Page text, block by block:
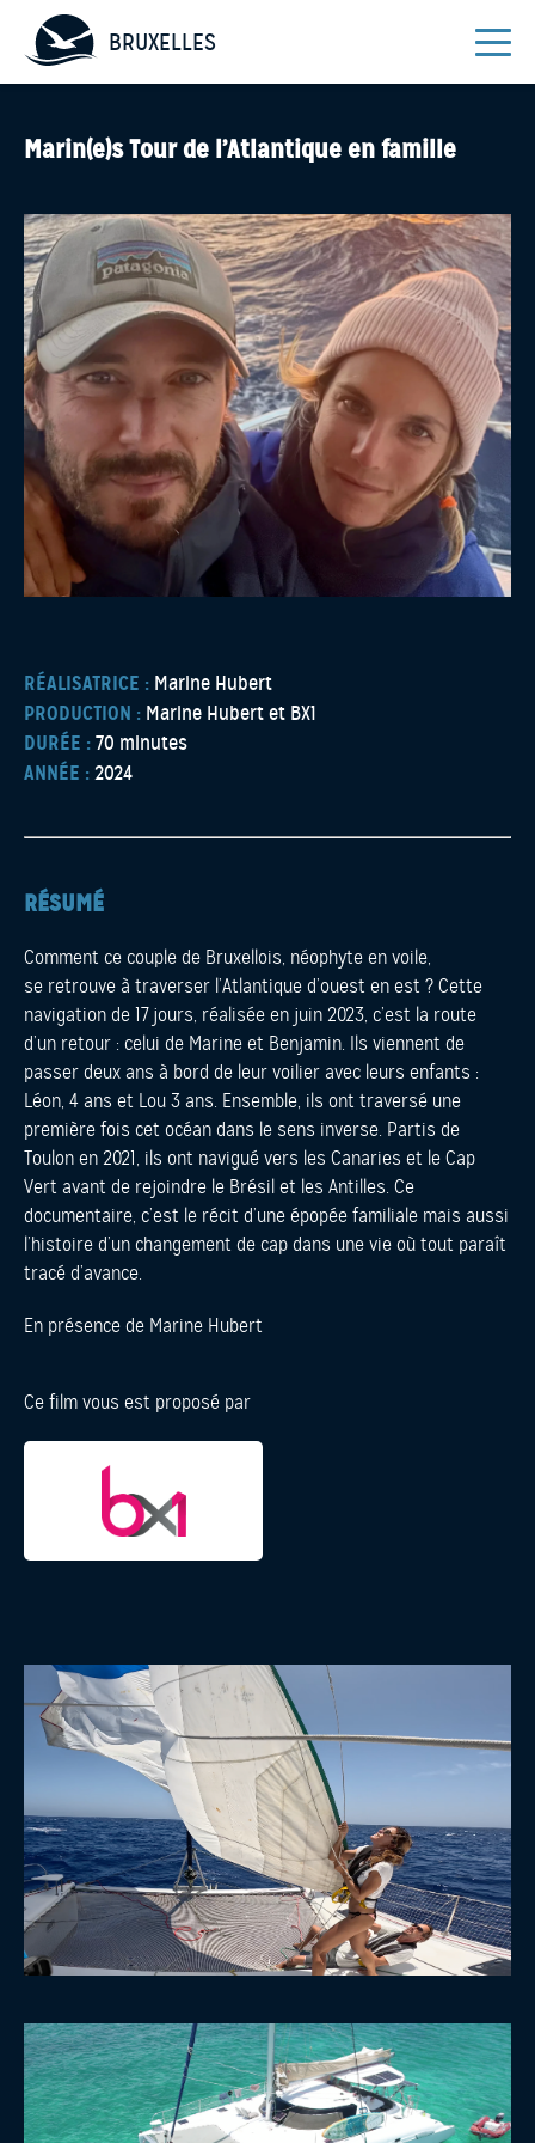
BRUXELLES
Marin(e)s Tour de l’Atlantique en famille
RÉALISATRICE : Marine Hubert
PRODUCTION : Marine Hubert et BX1
DURÉE :70 minutes
ANNÉE :2024
RÉSUMÉ
Comment ce couple de Bruxellois, néophyte en voile,
se retrouve à traverser l’Atlantique d’ouest en est ? Cette
navigation de 17 jours, réalisée en juin 2023, c’est la route
d’un retour : celui de Marine et Benjamin. Ils viennent de
passer deux ans à bord de leur voilier avec leurs enfants :
Léon, 4 ans et Lou 3 ans. Ensemble, ils ont traversé une
première fois cet océan dans le sens inverse. Partis de
Toulon en 2021, ils ont navigué vers les Canaries et le Cap
Vert avant de rejoindre le Brésil et les Antilles. Ce
documentaire, c’est le récit d’une épopée familiale mais aussi
l’histoire d’un changement de cap dans une vie où tout paraît
tracé d’avance.
En présence de Marine Hubert
Ce film vous est proposé par